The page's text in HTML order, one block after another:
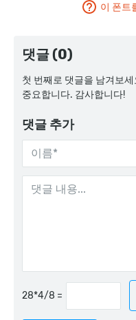
이 폰트
댓글 (0)
첫 번째로 댓글을 남겨보
중요합니다. 감사합니다!
댓글 추가
=